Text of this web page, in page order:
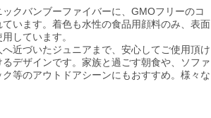
クバンブーファイバーに、GMOフリーのコ
います。着色も水性の食品用顔料のみ、表面
しています。
近づいたジュニアまで、安心してご使用頂け
デザインです。家族と過ごす朝食や、ソファ
等のアウトドアシーンにもおすすめ。様々な